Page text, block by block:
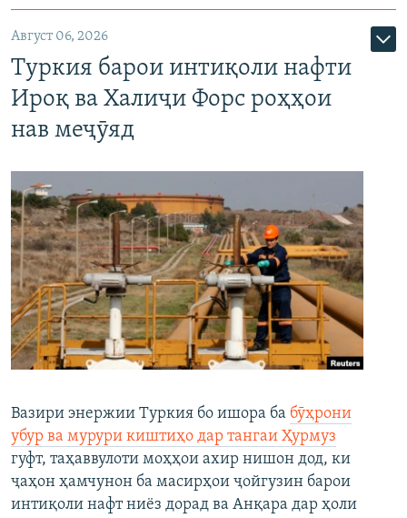
Август 06, 2026
Туркия барои интиқоли нафти
Ироқ ва Халиҷи Форс роҳҳои
нав меҷӯяд
Вазири энержии Туркия бо ишора ба бӯҳрони
убур ва мурури киштиҳо дар тангаи Ҳурмуз
гуфт, таҳаввулоти моҳҳои ахир нишон дод, ки
ҷаҳон ҳамчунон ба масирҳои ҷойгузин барои
интиқоли нафт ниёз дорад ва Анқара дар ҳоли